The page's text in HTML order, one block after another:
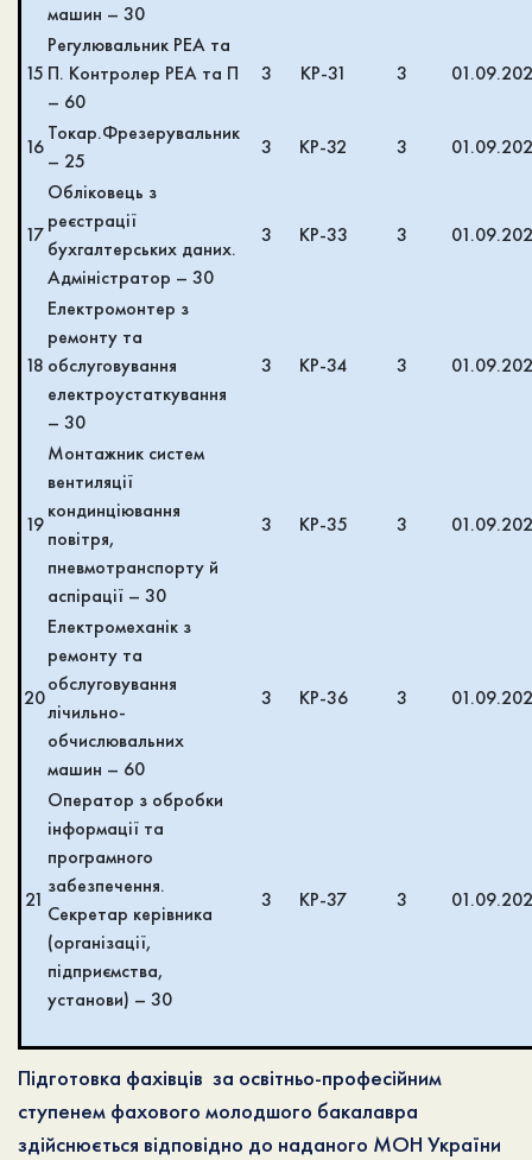
машин – 30
15
Регулювальник РЕА та
П. Контролер РЕА та П
– 60
3 КР-31 3
16
Токар.Фрезерувальник
– 25
3 КР-32 3
17
Обліковець з
реєстрації
бухгалтерських даних.
Адміністратор – 30
3 КР-33 3
18
Електромонтер з
ремонту та
обслуговування
електроустаткування
– 30
3 КР-34 3
19
Монтажник систем
вентиляції
кондинціювання
повітря,
пневмотранспорту й
аспірації – 30
3 КР-35 3
20
Електромеханік з
ремонту та
обслуговування
лічильно-
обчислювальних
машин – 60
3 КР-36 3
21
Оператор з обробки
інформації та
програмного
забезпечення.
Секретар керівника
(організації,
підприємства,
установи) – 30
3 КР-37 3
Підготовка фахівців за освітньо-професійним
ступенем фахового молодшого бакалавра
здійснюється відповідно до наданого МОН України